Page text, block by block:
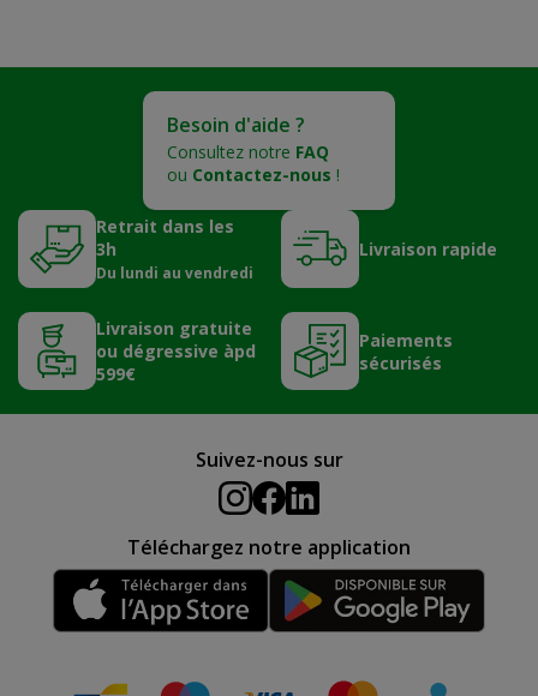
Besoin d'aide ?
Consultez notre FAQ
ou Contactez-nous !
Retrait dans les
3h
Du lundi au vendredi
Livraison rapide
Livraison gratuite
ou dégressive àpd
599€
Paiements
sécurisés
Suivez-nous sur
Téléchargez notre application